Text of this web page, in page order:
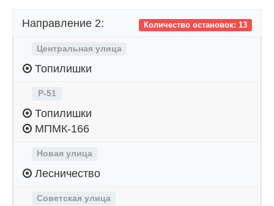
Количество остановок: 13
Направление 2:
Центральная улица
Топилишки
Р-51
Топилишки
МПМК-166
Новая улица
Лесничество
Советская улица